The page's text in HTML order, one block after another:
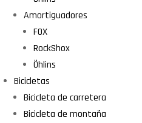
Amortiguadores
FOX
RockShox
Öhlins
Bicicletas
Bicicleta de carretera
Bicicleta de montaña